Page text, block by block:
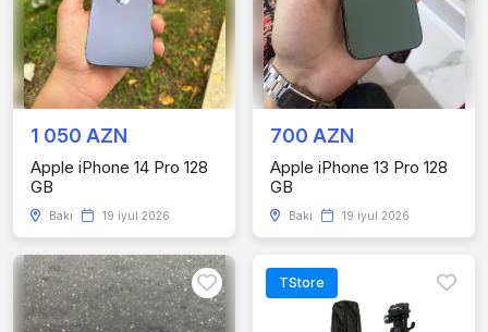
1 050 AZN
Apple iPhone 14 Pro 128
GB
Bakı 19 iyul 2026
700 AZN
Apple iPhone 13 Pro 128
GB
Bakı 19 iyul 2026
TStore